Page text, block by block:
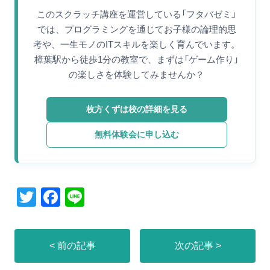
このスクラッチ講座を運営している「フタバゼミ」
では、プログラミングを通じてお子様の論理的思
考や、一生モノのITスキルを楽しく育んでいます。
樟葉駅から徒歩1分の教室で、まずは「ゲーム作り」
の楽しさを体験してみませんか？
枚方くずは校の詳細を見る
無料体験会に申し込む
T
tt
er
F
c
e
e
< 前の記事 次の記事 >